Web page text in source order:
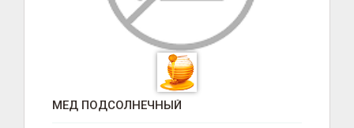
МЕД ПОДСОЛНЕЧНЫЙ